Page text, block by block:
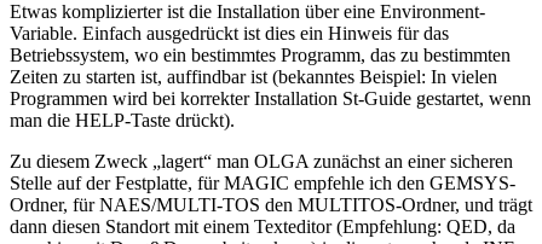
Etwas komplizierter ist die Installation über eine Environment-
Variable. Einfach ausgedrückt ist dies ein Hinweis für das
Betriebssystem, wo ein bestimmtes Programm, das zu bestimmten
Zeiten zu starten ist, auffindbar ist (bekanntes Beispiel: In vielen
Programmen wird bei korrekter Installation St-Guide gestartet, wenn
man die HELP-Taste drückt).
Zu diesem Zweck „lagert“ man OLGA zunächst an einer sicheren
Stelle auf der Festplatte, für MAGIC empfehle ich den GEMSYS-
Ordner, für NAES/MULTI-TOS den MULTITOS-Ordner, und trägt
dann diesen Standort mit einem Texteditor (Empfehlung: QED, da